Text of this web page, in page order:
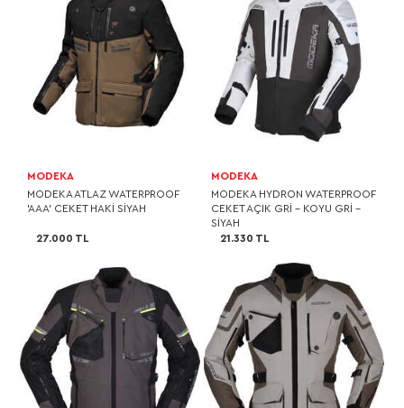
MODEKA
MODEKA ATLAZ WATERPROOF
'AAA' CEKET HAKİ SİYAH
27.000 TL
MODEKA
MODEKA HYDRON WATERPROOF
CEKET AÇIK GRİ - KOYU GRİ -
SİYAH
21.330 TL